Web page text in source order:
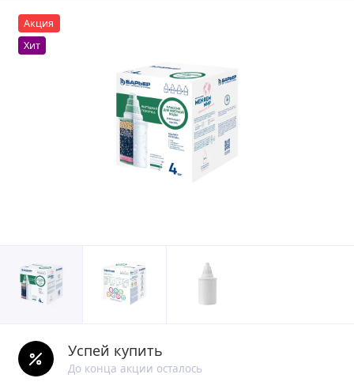
Акция
Хит
Успей купить
До конца акции осталось